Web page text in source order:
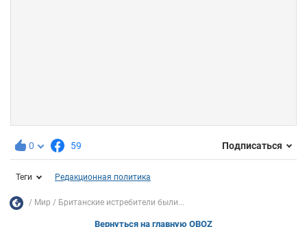
0 59 Подписаться
Теги Редакционная политика
Мир Британские истребители были...
Вернуться на главную OBOZ